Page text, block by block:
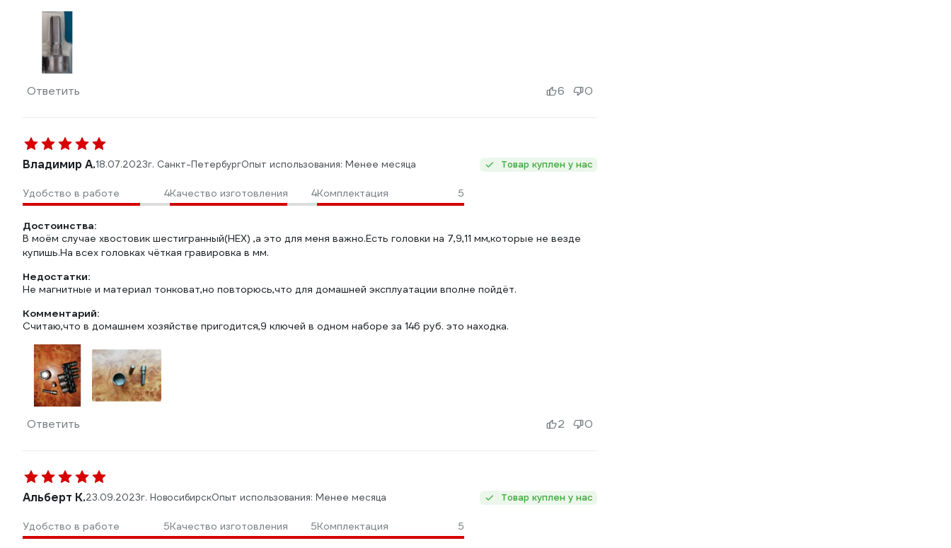
Ответить 6 0
Владимир А.18.07.2023г. Санкт-ПетербургОпыт использования: Менее месяца Товар куплен у нас
Удобство в работе 4Качество изготовления 4Комплектация 5
Достоинства:
В моём случае хвостовик шестигранный(HEX) ,а это для меня важно.Есть головки на 7,9,11 мм,которые не везде
купишь.На всех головках чёткая гравировка в мм.
Недостатки:
Не магнитные и материал тонковат,но повторюсь,что для домашней эксплуатации вполне пойдёт.
Комментарий:
Считаю,что в домашнем хозяйстве пригодится,9 ключей в одном наборе за 146 руб. это находка.
Ответить 2 0
Альберт К.23.09.2023г. НовосибирскОпыт использования: Менее месяца Товар куплен у нас
Удобство в работе 5Качество изготовления 5Комплектация 5